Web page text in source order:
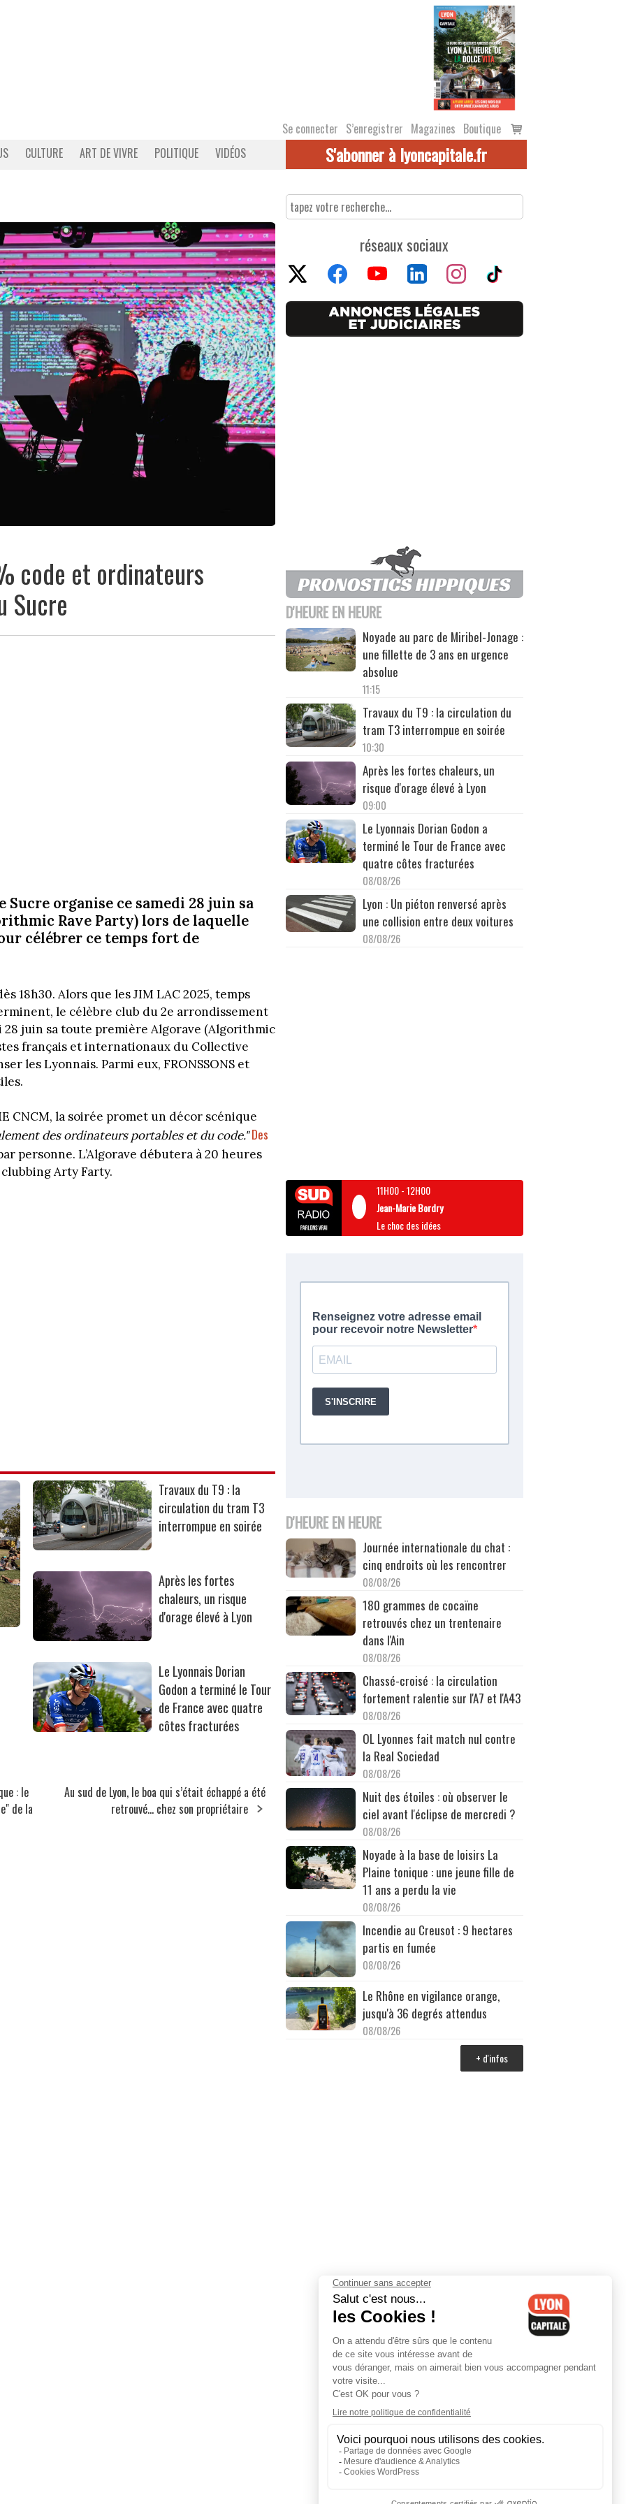
Se connecter S’enregistrer Magazines Boutique
Voir
le
CULTURE ART DE VIVRE POLITIQUE VIDÉOS S'abonner à lyoncapitale.fr
code et ordinateurs
Sucre
Sucre organise ce samedi 28 juin sa
Rave Party) lors de laquelle
célébrer ce temps fort de
18h30. Alors que les JIM LAC 2025, temps
le célèbre club du 2e arrondissement
28 juin sa toute première Algorave (Algorithmic
français et internationaux du Collective
les Lyonnais. Parmi eux, FRONSSONS et
CNCM, la soirée promet un décor scénique
des ordinateurs portables et du code." Des
personne. L’Algorave débutera à 20 heures
clubbing Arty Farty.
Travaux du T9 : la
circulation du tram T3
interrompue en soirée
Après les fortes
chaleurs, un risque
d'orage élevé à Lyon
Le Lyonnais Dorian
Godon a terminé le Tour
de France avec quatre
côtes fracturées
: le
de la
Au sud de Lyon, le boa qui s’était échappé a été
retrouvé… chez son propriétaire
réseaux sociaux
D'HEURE EN HEURE
Noyade au parc de Miribel-Jonage :
une fillette de 3 ans en urgence
absolue
11:15
Travaux du T9 : la circulation du
tram T3 interrompue en soirée
10:30
Après les fortes chaleurs, un
risque d'orage élevé à Lyon
09:00
Le Lyonnais Dorian Godon a
terminé le Tour de France avec
quatre côtes fracturées
08/08/26
Lyon : Un piéton renversé après
une collision entre deux voitures
08/08/26
11H00-12H00
Jean-Marie Bordry
Le choc des idées
D'HEURE EN HEURE
Journée internationale du chat :
cinq endroits où les rencontrer
08/08/26
180 grammes de cocaïne
retrouvés chez un trentenaire
dans l'Ain
08/08/26
Chassé-croisé : la circulation
fortement ralentie sur l'A7 et l'A43
08/08/26
OL Lyonnes fait match nul contre
la Real Sociedad
08/08/26
Nuit des étoiles : où observer le
ciel avant l'éclipse de mercredi ?
08/08/26
Noyade à la base de loisirs La
Plaine tonique : une jeune fille de
11 ans a perdu la vie
08/08/26
Incendie au Creusot : 9 hectares
partis en fumée
08/08/26
Le Rhône en vigilance orange,
jusqu'à 36 degrés attendus
08/08/26
+ d'infos